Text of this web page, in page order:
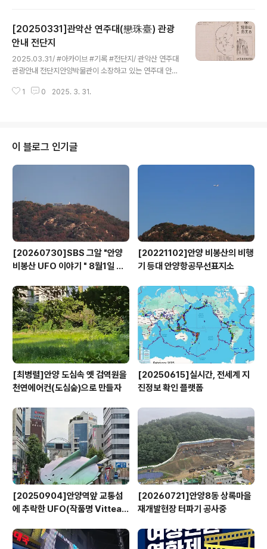
(招本)만이 실려 있다. 이 비문은 안양사(安養寺)에 관한
비문은 분명하지만 왕건이 안양사를 창건할 당시 세웠던
칠층 벽돌탑을 위한 탑비(搭牌)는 아니고 그 당시 이 절의
고승인 속성 고씨(高氏)를 위한 비가 아닌가 생각된다고
cm소장품번호: 건판 16995촬영연도: 1930 ~ 0건판크
[20250331]관악산 연주대(戀珠臺) 관광
안내 전단지
2025.03.31/ #아카이브 #기록 #전단지/ 관악산 연주대
관광안내 전단지안양박물관이 소장하고 있는 연주대 안내
전면에는 연주대 지도와 자사 광고가, 후면에는 관악산과
6.4cm, 세로 21.1cm소장품번호: 안양박물관 신수 150
1 0 2025. 3. 31.
이 블로그 인기글
[20260730]SBS 그알 "안양
비봉산 UFO 이야기 " 8월1일 방
[20221102]안양 비봉산의 비행
기 등대 안양항공무선표지소
[최병렬]안양 도심속 옛 검역원을
천연에어컨(도심숲)으로 만들자
[20250615]실시간, 전세계 지
진정보 확인 플랫폼
[20250904]안양역앞 교통섬
에 추락한 UFO(작품명 Vitteau
[20260721]안양8동 상록마을
재개발현장 터파기 공사중